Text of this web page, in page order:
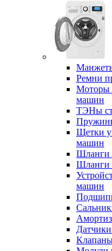
Ремни
Моторы
машин
ТЭНы
Щетки
машин
Шланги
Шланги
машин